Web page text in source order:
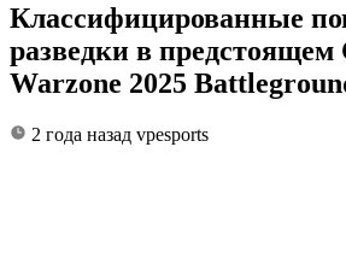
Классифицированные
разведки в
Warzone 2025
2 года назад vpesports